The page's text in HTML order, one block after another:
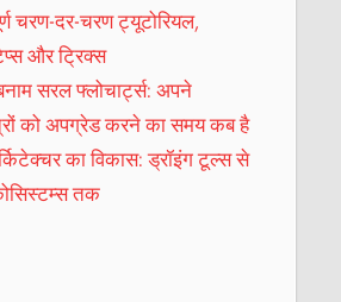
चरण-दर-चरण ट्यूटोरियल,
और ट्रिक्स
सरल फ्लोचार्ट्स: अपने
को अपग्रेड करने का समय कब है
का विकास: ड्रॉइंग टूल्स से
तक